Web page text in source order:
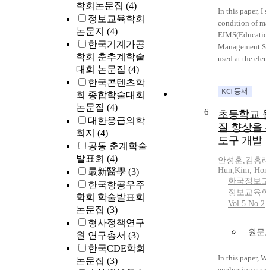
학회논문집 (4)
정보교육학회
논문지 (4)
한국기계가공
학회 춘추계학술
대회 논문집 (4)
한국콘텐츠학
회 종합학술대회
논문집 (4)
대한응급의학
회지 (4)
공동 춘계학술
발표회 (4)
最新醫學 (3)
한국항공우주
학회 학술발표회
논문집 (3)
형사정책연구
원 연구총서 (3)
한국CDE학회
논문집 (3)
In this paper, I
condition of
Management
used at the
specially
which I used
divide the
suburban,
personnels.
analyzed by
cumulative
test. In this
improvement
in this paper
6
초등학교
질 향상을
도구 개발
안성훈,김홍
Hun,Kim,
한국정보
정보교육
Vol.5 No.2
원
In this paper,